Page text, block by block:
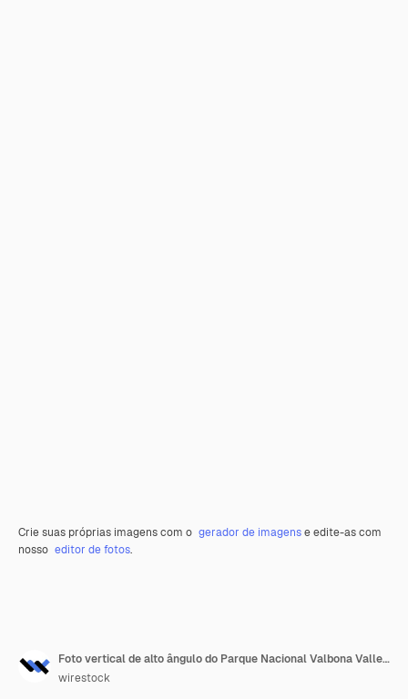
Crie suas próprias imagens com o gerador de imagense edite-as com
nosso editor de fotos.
Foto vertical de alto ângulo do Parque Nacional Valbona Valley sob um céu azul claro na Albânia
wirestock